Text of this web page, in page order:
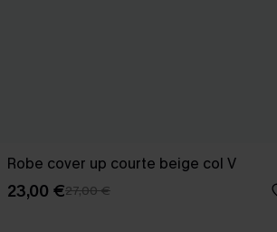
Robe cover up courte beige col V
23,00 €27,00 €